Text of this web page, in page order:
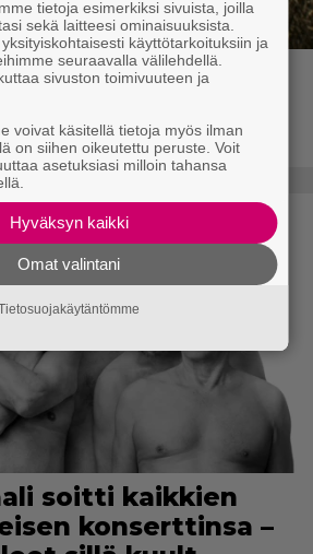
jatko-osa
– Way of the Hunter
tietoja esimerkiksi sivuista, joilla
sekä laitteesi ominaisuuksista.
käyttötarkoituksiin ja
seuraavalla välilehdellä.
sivuston toimivuuteen ja
voivat käsitellä tietoja myös ilman
on siihen oikeutettu peruste. Voit
asetuksiasi milloin tahansa
Hyväksyn kaikki
Omat valintani